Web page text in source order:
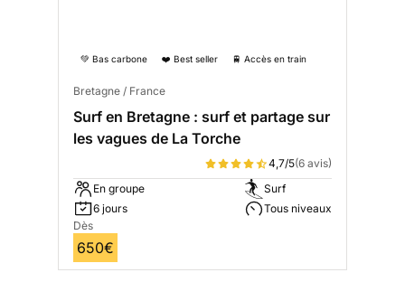
💚 Bas carbone ❤️ Best seller 🚆 Accès en train
Bretagne / France
Surf en Bretagne : surf et partage sur
les vagues de La Torche
4,7/5(6 avis)
En groupe
6 jours
Surf
Tous niveaux
Dès
650€